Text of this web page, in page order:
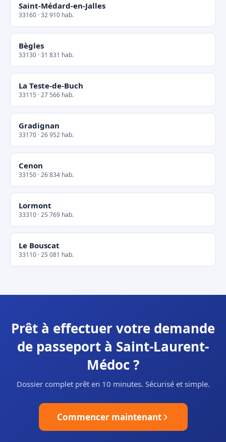
Saint-Médard-en-Jalles
33160 · 32 910 hab.
Bègles
33130 · 31 831 hab.
La Teste-de-Buch
33115 · 27 566 hab.
Gradignan
33170 · 26 952 hab.
Cenon
33150 · 26 834 hab.
Lormont
33310 · 25 769 hab.
Le Bouscat
33110 · 25 081 hab.
Prêt à effectuer votre demande
de passeport à Saint-Laurent-
Médoc ?
Dossier complet prêt en 10 minutes. Sécurisé et simple.
Commencer maintenant